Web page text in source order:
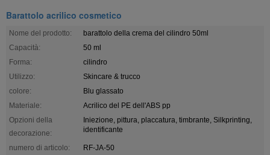
Barattolo acrilico cosmetico
Nome del prodotto:
barattolo della crema del cilindro 50ml
Capacità:
50 ml
Forma:
cilindro
Utilizzo:
Skincare & trucco
colore:
Blu glassato
Materiale:
Acrilico del PE dell'ABS pp
Opzioni della
decorazione:
Iniezione, pittura, placcatura, timbrante, Silkprinting,
identificante
numero di articolo:
RF-JA-50